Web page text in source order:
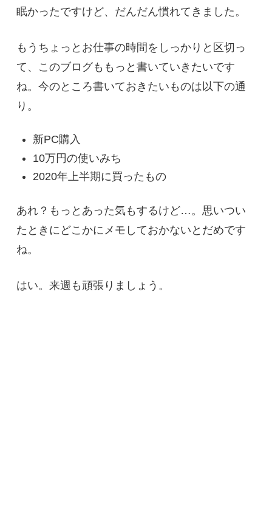
眠かったですけど、だんだん慣れてきました。
もうちょっとお仕事の時間をしっかりと区切っ
て、このブログももっと書いていきたいです
ね。今のところ書いておきたいものは以下の通
り。
新PC購入
10万円の使いみち
2020年上半期に買ったもの
あれ？もっとあった気もするけど…。思いつい
たときにどこかにメモしておかないとだめです
ね。
はい。来週も頑張りましょう。